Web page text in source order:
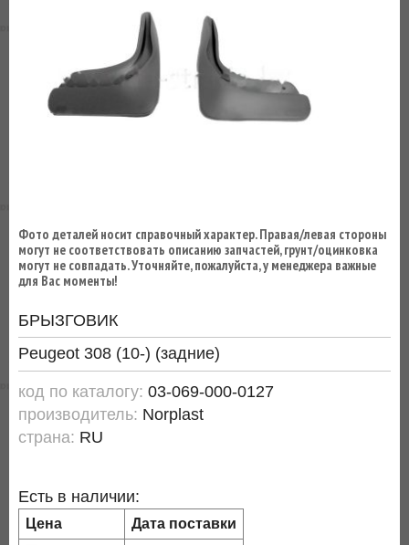
Фото деталей носит справочный характер. Правая/левая стороны
могут не соответствовать описанию запчастей, грунт/оцинковка
могут не совпадать. Уточняйте, пожалуйста, у менеджера важные
для Вас моменты!
БРЫЗГОВИК
Peugeot 308 (10-) (задние)
код по каталогу: 03-069-000-0127
производитель: Norplast
страна: RU
Есть в наличии:
Цена Дата поставки